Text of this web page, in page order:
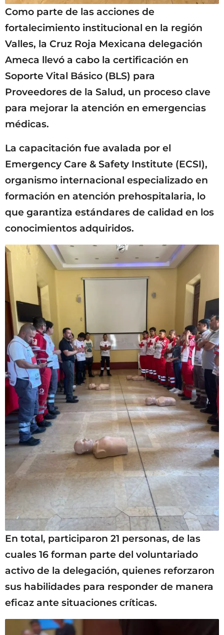
Como parte de las acciones de
fortalecimiento institucional en la región
Valles, la Cruz Roja Mexicana delegación
Ameca llevó a cabo la certificación en
Soporte Vital Básico (BLS) para
Proveedores de la Salud, un proceso clave
para mejorar la atención en emergencias
médicas.
La capacitación fue avalada por el
Emergency Care & Safety Institute (ECSI),
organismo internacional especializado en
formación en atención prehospitalaria, lo
que garantiza estándares de calidad en los
conocimientos adquiridos.
En total, participaron 21 personas, de las
cuales 16 forman parte del voluntariado
activo de la delegación, quienes reforzaron
sus habilidades para responder de manera
eficaz ante situaciones críticas.